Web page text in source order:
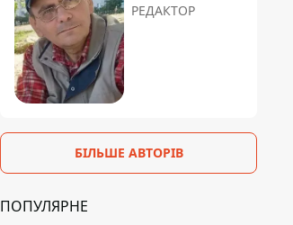
РЕДАКТОР
БІЛЬШЕ АВТОРІВ
ПОПУЛЯРНЕ